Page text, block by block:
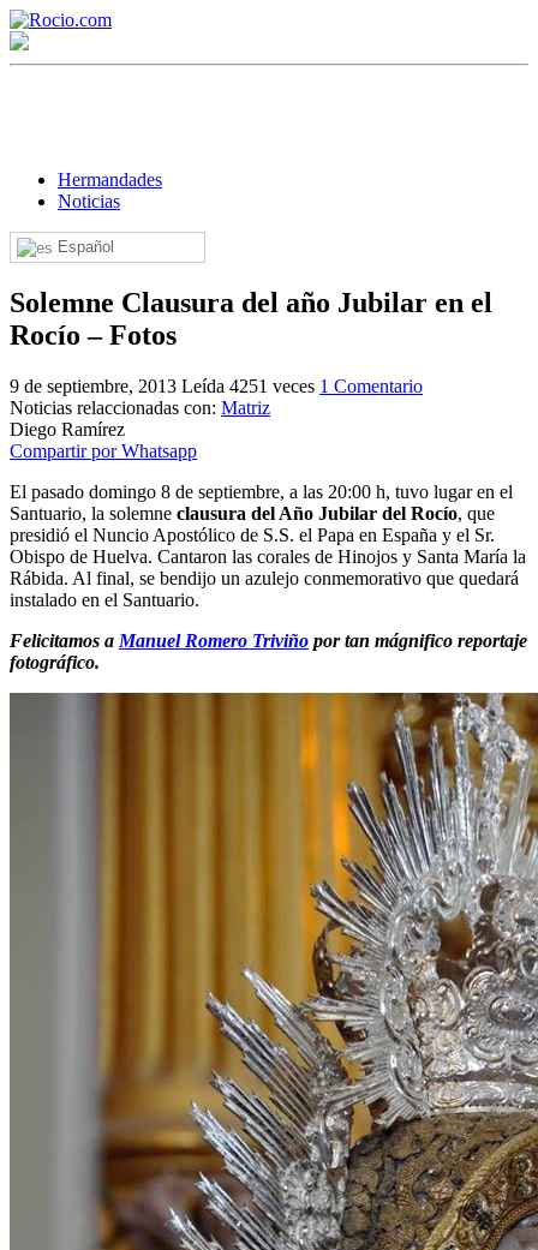
Hermandades
Noticias
Español
Solemne Clausura del año Jubilar en el
Rocío – Fotos
9 de septiembre, 2013 Leída 4251 veces 1 Comentario
Noticias relaccionadas con: Matriz
Diego Ramírez
Compartir por Whatsapp
El pasado domingo 8 de septiembre, a las 20:00 h, tuvo lugar en el
Santuario, la solemne clausura del Año Jubilar del Rocío, que
presidió el Nuncio Apostólico de S.S. el Papa en España y el Sr.
Obispo de Huelva. Cantaron las corales de Hinojos y Santa María la
Rábida. Al final, se bendijo un azulejo conmemorativo que quedará
instalado en el Santuario.
Felicitamos a Manuel Romero Triviño por tan mágnifico reportaje
fotográfico.
¡Bienvenido! Soy el asistente virtual de rocio.com.
¿En qué puedo ayudarte?
Historia de la Virgen del Rocío
¿Cuándo es la romería del Rocío?
¿Cuándo se construyó la primera ermita?
El traslado cada siete años
¿Cuales son los actos principales que se celebran en el
Quiero hacer el camino,¿que tengo que hacer?